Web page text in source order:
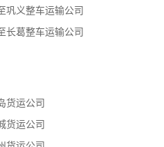
巩义整车运输公司
长葛整车运输公司
货运公司
货运公司